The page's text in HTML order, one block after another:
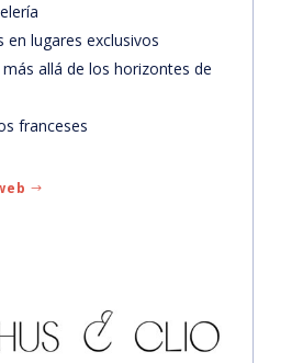
en lugares exclusivos
allá de los horizontes de
franceses